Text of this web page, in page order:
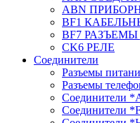
ABN
BF1
BF7
CK6 РЕЛЕ
Соединители
Разъемы
Разъемы
Соединители
Соединители